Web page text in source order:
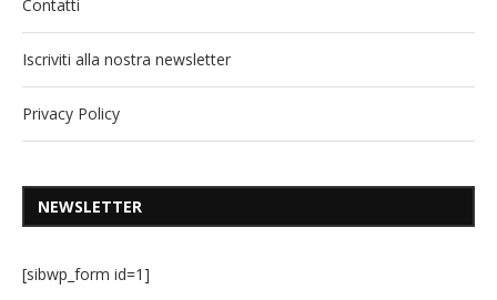
Contatti
Iscriviti alla nostra newsletter
Privacy Policy
NEWSLETTER
[sibwp_form id=1]